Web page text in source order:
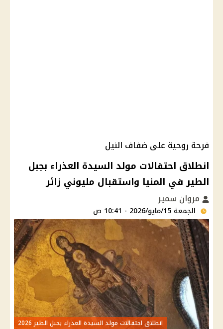
فرحة روحية على ضفاف النيل
انطلاق احتفالات مولد السيدة العذراء بجبل
الطير في المنيا واستقبال مليوني زائر
مروان سمير
الجمعة 15/مايو/2026 - 10:41 ص
انطلاق احتفالات مولد السيدة العذراء بجبل الطير 2026